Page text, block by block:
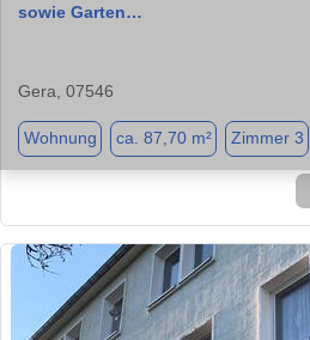
sowie Garten…
Gera, 07546
Wohnung ca. 87,70 m² Zimmer 3